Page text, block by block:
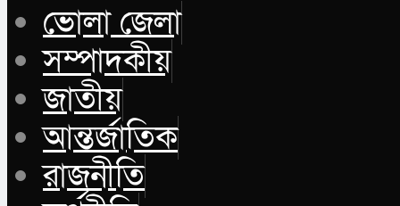
ভোলা জেলা
সম্পাদকীয়
জাতীয়
আন্তর্জাতিক
রাজনীতি